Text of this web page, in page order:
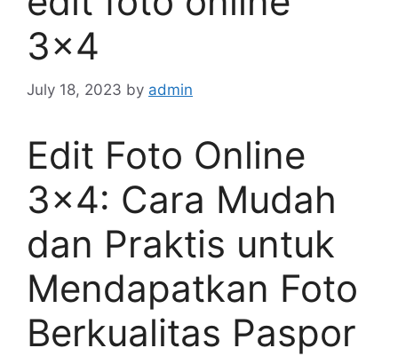
3×4
July 18, 2023 by admin
Edit Foto Online
3×4: Cara Mudah
dan Praktis untuk
Mendapatkan Foto
Berkualitas Paspor